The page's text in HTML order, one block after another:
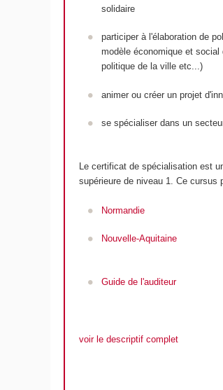
solidaire
participer à l'élaboration de
modèle économique et
politique de la ville etc...)
animer ou créer un projet
se spécialiser dans un
Le certificat de spécialisation est
supérieure de niveau 1. Ce cursus
Normandie
Nouvelle-Aquitaine
Guide de l'auditeur
voir le descriptif complet